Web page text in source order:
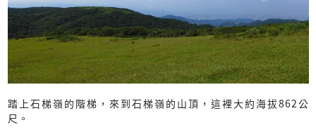
踏上石梯嶺的階梯，來到石梯嶺的山頂，這裡大約海拔862公
尺。